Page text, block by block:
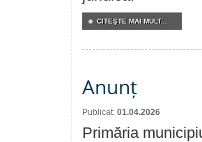
CITEŞTE MAI MULT...
Anunț
Publicat: 01.04.2026
Primăria